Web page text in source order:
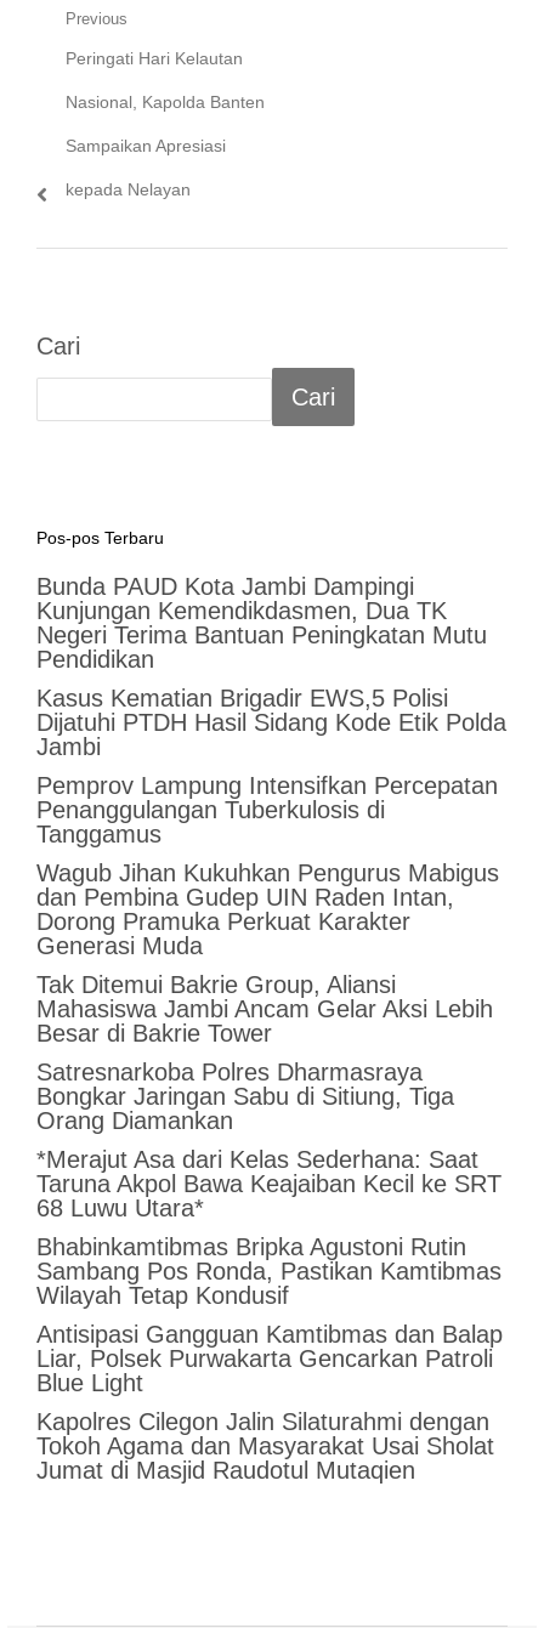
Navigasi
pos
Previous
Previous
post:
Peringati Hari Kelautan
Nasional, Kapolda Banten
Sampaikan Apresiasi
kepada Nelayan
Cari
Cari
Pos-pos Terbaru
Bunda PAUD Kota Jambi Dampingi
Kunjungan Kemendikdasmen, Dua TK
Negeri Terima Bantuan Peningkatan Mutu
Pendidikan
Kasus Kematian Brigadir EWS,5 Polisi
Dijatuhi PTDH Hasil Sidang Kode Etik Polda
Jambi
Pemprov Lampung Intensifkan Percepatan
Penanggulangan Tuberkulosis di
Tanggamus
Wagub Jihan Kukuhkan Pengurus Mabigus
dan Pembina Gudep UIN Raden Intan,
Dorong Pramuka Perkuat Karakter
Generasi Muda
Tak Ditemui Bakrie Group, Aliansi
Mahasiswa Jambi Ancam Gelar Aksi Lebih
Besar di Bakrie Tower
Satresnarkoba Polres Dharmasraya
Bongkar Jaringan Sabu di Sitiung, Tiga
Orang Diamankan
*Merajut Asa dari Kelas Sederhana: Saat
Taruna Akpol Bawa Keajaiban Kecil ke SRT
68 Luwu Utara*
Bhabinkamtibmas Bripka Agustoni Rutin
Sambang Pos Ronda, Pastikan Kamtibmas
Wilayah Tetap Kondusif
Antisipasi Gangguan Kamtibmas dan Balap
Liar, Polsek Purwakarta Gencarkan Patroli
Blue Light
Kapolres Cilegon Jalin Silaturahmi dengan
Tokoh Agama dan Masyarakat Usai Sholat
Jumat di Masjid Raudotul Mutaqien